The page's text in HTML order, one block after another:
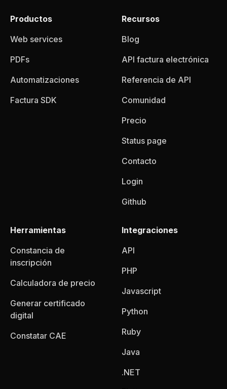
Productos
Web services
PDFs
Automatizaciones
Factura SDK
Recursos
Blog
API factura electrónica
Referencia de API
Comunidad
Precio
Status page
Contacto
Login
Github
Herramientas
Constancia de
inscripción
Calculadora de precio
Generar certificado
digital
Constatar CAE
Integraciones
API
PHP
Javascript
Python
Ruby
Java
.NET